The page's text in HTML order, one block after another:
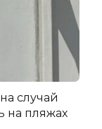
случай
на пляжах